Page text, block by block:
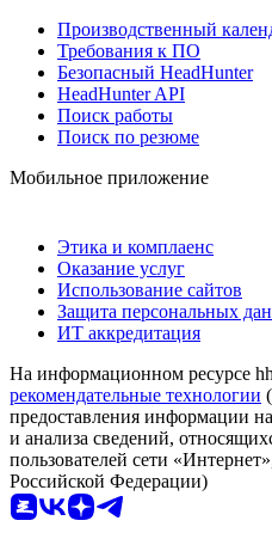
Производственный
Требования к ПО
Безопасный HeadHunter
HeadHunter API
Поиск работы
Поиск по резюме
Мобильное приложение
Этика и комплаенс
Оказание услуг
Использование сайтов
Защита персональных
ИТ аккредитация
На информационном ресурсе
рекомендательные технологии
предоставления информации
и анализа сведений,
пользователей сети
Российской Федерации)